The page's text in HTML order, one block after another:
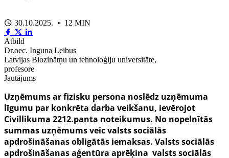
30.10.2025. • 12 MIN
Atbild
Dr.oec. Inguna Leibus
Latvijas Biozinātņu un tehnoloģiju universitāte,
profesore
Jautājums
Uzņēmums ar fizisku persona noslēdz uzņēmuma
līgumu par konkrēta darba veikšanu, ievērojot
Civillikuma 2212.panta noteikumus. No nopelnītās
summas uzņēmums veic valsts sociālās
apdrošināšanas obligātās iemaksas. Valsts sociālās
apdrošināšanas aģentūra aprēķina valsts sociālās